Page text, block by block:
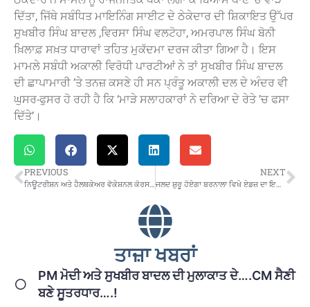
ਦਿੱਤਾ, ਜਿੱਥੇ ਸਬੰਧਿਤ ਮਾਇਨਿੰਗ ਸਾਈਟ ਦੇ ਠੇਕੇਦਾਰ ਦੀ ਸ਼ਿਕਾਇਤ ਉੱਪਰ
ਸੁਖਬੀਰ ਸਿੰਘ ਬਾਦਲ ,ਵਿਰਸਾ ਸਿੰਘ ਵਲਟੋਹਾ, ਅਮਰਪਾਲ ਸਿੰਘ ਬੋਨੀ
ਖ਼ਿਲਾਫ਼ ਸਖ਼ਤ ਧਾਰਾਵਾਂ ਤਹਿਤ ਮੁਕੱਦਮਾ ਦਰਜ ਕੀਤਾ ਗਿਆ ਹੈ। ਇਸ
ਮਾਮਲੇ ਸਬੰਧੀ ਅਕਾਲੀ ਵਿਰੋਧੀ ਪਾਰਟੀਆਂ ਨੇ ਤਾਂ ਸੁਖਬੀਰ ਸਿੰਘ ਬਾਦਲ
ਦੀ ਛਾਪਾਮਾਰੀ ’ਤੇ ਤਨਜ਼ ਕਸਣੇ ਹੀ ਸਨ ਪ੍ਰੰਤੂ ਅਕਾਲੀ ਦਲ ਦੇ ਅੰਦਰ ਵੀ
ਘੁਸਰ-ਫੁਸਰ ਹੋ ਰਹੀ ਹੈ ਕਿ ‘ਮਾੜੇ ਸਲਾਹਕਾਰਾਂ ਨੇ ਦਰਿਆ ਦੇ ਰੇਤੇ ’ਚ ਫਸਾ
ਦਿੱਤੇ’।
PREVIOUS
ਨਿਊਟਰੀਸ਼ਨ ਅਤੇ ਹੈਲਥਕੇਅਰ ਵੋਕੇਸ਼ਨਲ ਕੋਰਸ ਲਈ ਅਮਨਦੀਪ ਕੌਰ ਲੈਕਚਰਾਰ ਨਿਯੁਕਤ
NEXT
ਜਲਦ ਸ਼ੁਰੂ ਹੋਏਗਾ ਬਰਨਾਲਾ ਵਿਖੇ ਏਡਜ਼ ਦਾ ਇਲਾਜ : ਡਾ ਔਲ਼ਖ
ਤਾਜ਼ਾ ਖਬਰਾਂ
PM ਮੋਦੀ ਅਤੇ ਸੁਖਬੀਰ ਬਾਦਲ ਦੀ ਮੁਲਾਕਾਤ ਦੇ….CM ਸੈਣੀ
ਬਣੇ ਸੂਤਰਧਾਰ….!